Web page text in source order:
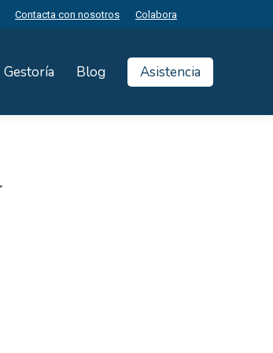
Contacta con nosotros Colabora
Gestoría Blog Asistencia